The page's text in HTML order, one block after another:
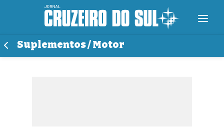
Suplementos / Motor